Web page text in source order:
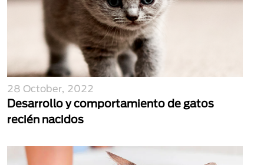
28 October, 2022
Desarrollo y comportamiento de gatos
recién nacidos